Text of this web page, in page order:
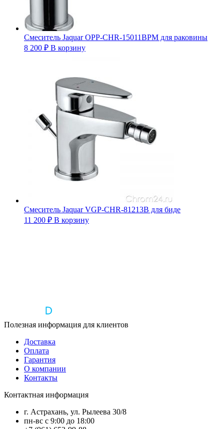
Смеситель Jaquar OPP-CHR-15011BPM для раковины
8 200 ₽ В корзину
Смеситель Jaquar VGP-CHR-81213B для биде
11 200 ₽ В корзину
Полезная информация для клиентов
Доставка
Оплата
Гарантия
О компании
Контакты
Контактная информация
г. Астрахань, ул. Рылеева 30/8
пн-вс с 9:00 до 18:00